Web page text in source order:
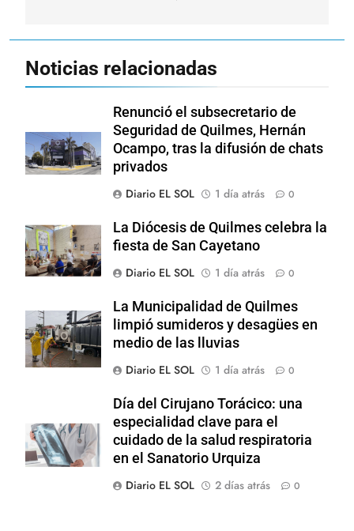
Noticias relacionadas
Renunció el subsecretario de
Seguridad de Quilmes, Hernán
Ocampo, tras la difusión de chats
privados
Diario EL SOL
1 día atrás 0
La Diócesis de Quilmes celebra la
fiesta de San Cayetano
Diario EL SOL
1 día atrás 0
La Municipalidad de Quilmes
limpió sumideros y desagües en
medio de las lluvias
Diario EL SOL
1 día atrás 0
Día del Cirujano Torácico: una
especialidad clave para el
cuidado de la salud respiratoria
en el Sanatorio Urquiza
Diario EL SOL
2 días atrás 0